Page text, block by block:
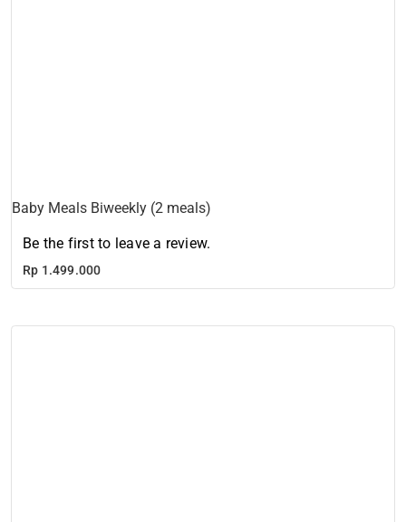
Baby Meals Biweekly (2 meals)
Be the first to leave a review.
Rp 1.499.000